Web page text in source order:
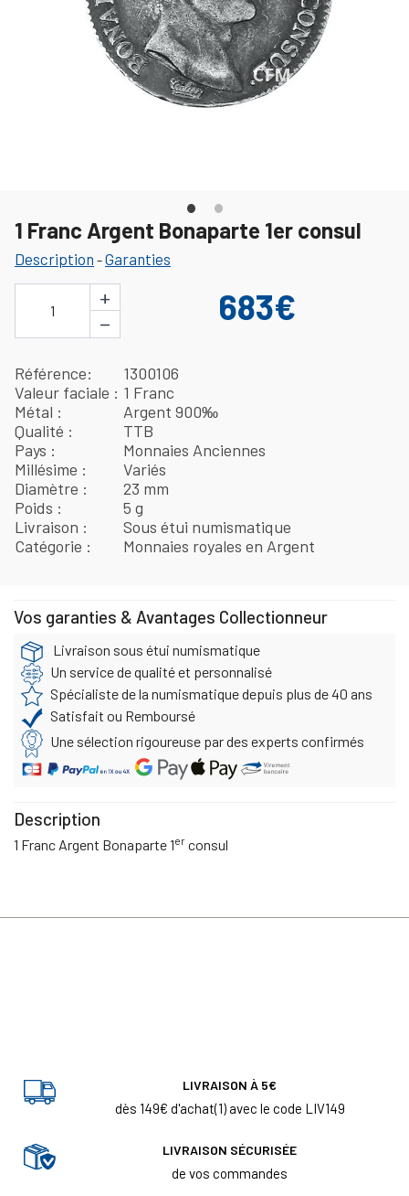
1 Franc Argent Bonaparte 1er consul
Description -Garanties
1
+
−
683€
Référence
1300106
Valeur faciale
1 Franc
Métal
Argent 900‰
Qualité
TTB
Pays
Monnaies Anciennes
Millésime
Variés
Diamètre
23 mm
Poids
5 g
Livraison
Sous étui numismatique
Catégorie
Monnaies royales en Argent
Vos garanties & Avantages Collectionneur
Livraison sous étui numismatique
Un service de qualité et personnalisé
Spécialiste de la numismatique depuis plus de 40 ans
Satisfait ou Remboursé
Une sélection rigoureuse par des experts confirmés
Description
1 Franc Argent Bonaparte 1er consul
LIVRAISON À 5€
dès 149€ d'achat(1) avec le code LIV149
LIVRAISON SÉCURISÉE
de vos commandes